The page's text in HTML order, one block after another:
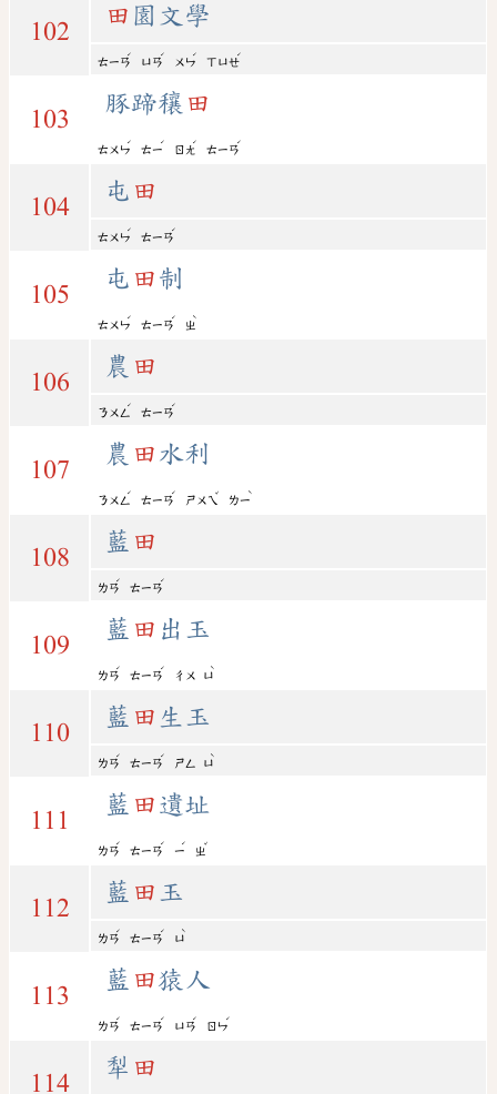
102
田 園文學
ㄊㄧㄢ
ˊ
ㄩㄢ
ˊ
ㄨㄣ
ˊ
ㄒㄩㄝ
ˊ
103
豚蹄穰 田
ㄊㄨㄣ
ˊ
ㄊㄧ
ˊ
ㄖㄤ
ˊ
ㄊㄧㄢ
ˊ
104
屯 田
ㄊㄨㄣ
ˊ
ㄊㄧㄢ
ˊ
105
屯 田 制
ㄊㄨㄣ
ˊ
ㄊㄧㄢ
ˊ
ㄓ
ˋ
106
農 田
ㄋㄨㄥ
ˊ
ㄊㄧㄢ
ˊ
107
農 田 水利
ㄋㄨㄥ
ˊ
ㄊㄧㄢ
ˊ
ㄕㄨㄟ
ˇ
ㄌㄧ
ˋ
108
藍 田
ㄌㄢ
ˊ
ㄊㄧㄢ
ˊ
109
藍 田 出玉
ㄌㄢ
ˊ
ㄊㄧㄢ
ˊ
ㄔㄨ ㄩ
ˋ
110
藍 田 生玉
ㄌㄢ
ˊ
ㄊㄧㄢ
ˊ
ㄕㄥ ㄩ
ˋ
111
藍 田 遺址
ㄌㄢ
ˊ
ㄊㄧㄢ
ˊ
ㄧ
ˊ
ㄓ
ˇ
112
藍 田 玉
ㄌㄢ
ˊ
ㄊㄧㄢ
ˊ
ㄩ
ˋ
113
藍 田猿人
ㄌㄢ
ˊ
ㄊㄧㄢ
ˊ
ㄩㄢ
ˊ
ㄖㄣ
ˊ
114
犁 田